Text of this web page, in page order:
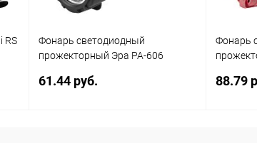
RS
Фонарь светодиодный
прожекторный Эра PA-606
61.44 руб.
Фонарь
88.79